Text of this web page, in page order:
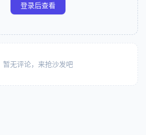
登录后查看
暂无评论，来抢沙发吧